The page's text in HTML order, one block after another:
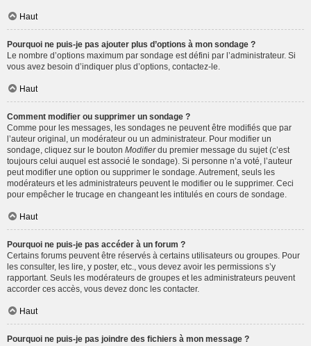
Haut
Pourquoi ne puis-je pas ajouter plus d’options à mon sondage ?
Le nombre d’options maximum par sondage est défini par l’administrateur. Si
vous avez besoin d’indiquer plus d’options, contactez-le.
Haut
Comment modifier ou supprimer un sondage ?
Comme pour les messages, les sondages ne peuvent être modifiés que par
l’auteur original, un modérateur ou un administrateur. Pour modifier un
sondage, cliquez sur le bouton Modifierdu premier message du sujet (c’est
toujours celui auquel est associé le sondage). Si personne n’a voté, l’auteur
peut modifier une option ou supprimer le sondage. Autrement, seuls les
modérateurs et les administrateurs peuvent le modifier ou le supprimer. Ceci
pour empêcher le trucage en changeant les intitulés en cours de sondage.
Haut
Pourquoi ne puis-je pas accéder à un forum ?
Certains forums peuvent être réservés à certains utilisateurs ou groupes. Pour
les consulter, les lire, y poster, etc., vous devez avoir les permissions s’y
rapportant. Seuls les modérateurs de groupes et les administrateurs peuvent
accorder ces accès, vous devez donc les contacter.
Haut
Pourquoi ne puis-je pas joindre des fichiers à mon message ?